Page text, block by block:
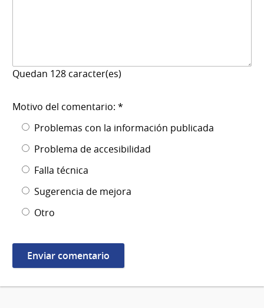
Quedan 128 caracter(es)
Motivo del comentario: *
Problemas con la información publicada
Problema de accesibilidad
Falla técnica
Sugerencia de mejora
Otro